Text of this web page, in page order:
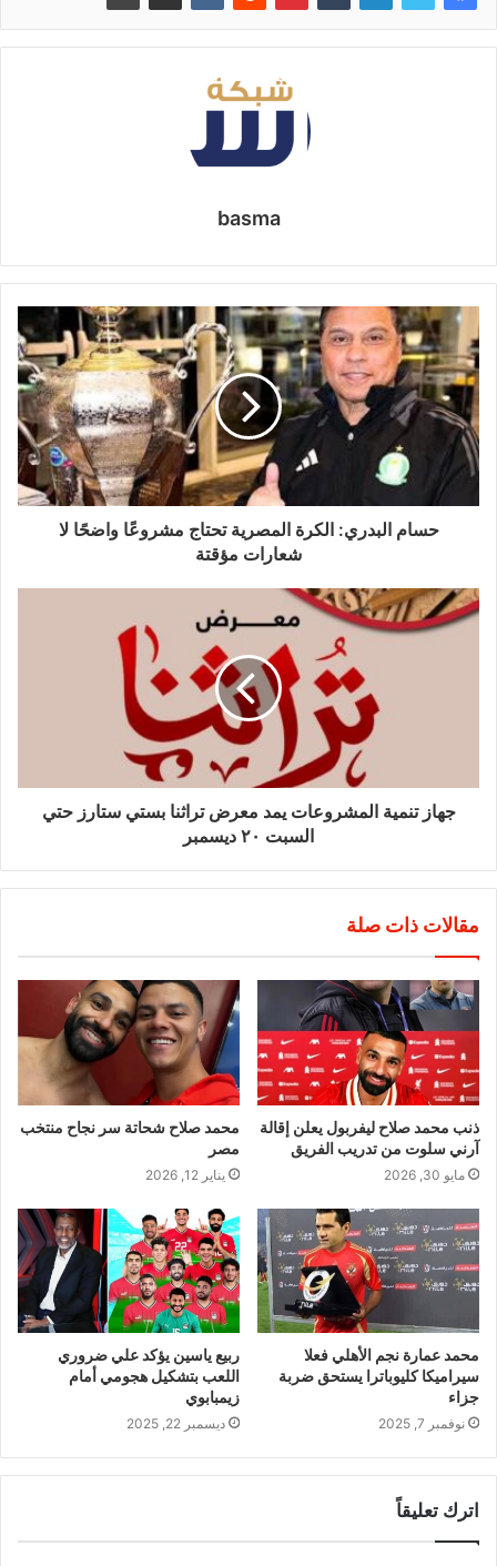
basma
حسام البدري: الكرة المصرية تحتاج مشروعًا واضحًا لا
شعارات مؤقتة
جهاز تنمية المشروعات يمد معرض تراثنا بستي ستارز حتي
السبت ٢٠ ديسمبر
مقالات ذات صلة
ذنب محمد صلاح ليفربول يعلن إقالة
آرني سلوت من تدريب الفريق
مايو 30, 2026
محمد صلاح شحاتة سر نجاح منتخب
مصر
يناير 12, 2026
محمد عمارة نجم الأهلي فعلا
سيراميكا كليوباترا يستحق ضربة
جزاء
نوفمبر 7, 2025
ربيع ياسين يؤكد علي ضروري
اللعب بتشكيل هجومي أمام
زيمبابوي
ديسمبر 22, 2025
اترك تعليقاً